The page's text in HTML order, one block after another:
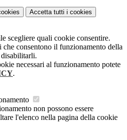
Accetta tutti i cookies
scegliere quali cookie consentire.
consentono il funzionamento della
necessari al funzionamento potete
.
non possono essere
l'elenco nella pagina della cookie